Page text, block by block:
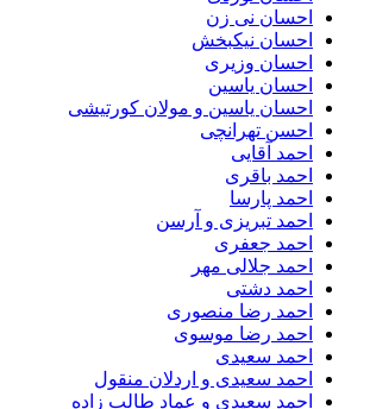
احسان نی زن
احسان نیکبخش
احسان وزیری
احسان یاسین
احسان یاسین و مولان کورتیشی
احسن تهرانچی
احمد آقایی
احمد باقری
احمد پارسا
احمد تبریزی و آرسن
احمد جعفری
احمد جلالی مهر
احمد دشتی
احمد رضا منصوری
احمد رضا موسوی
احمد سعیدی
احمد سعیدی و اردلان منقول
احمد سعیدی و عماد طالب زاده